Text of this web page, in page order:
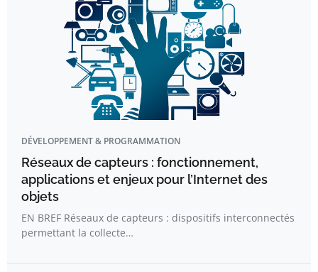
DÉVELOPPEMENT & PROGRAMMATION
Réseaux de capteurs : fonctionnement,
applications et enjeux pour l’Internet des
objets
EN BREF Réseaux de capteurs : dispositifs interconnectés
permettant la collecte…